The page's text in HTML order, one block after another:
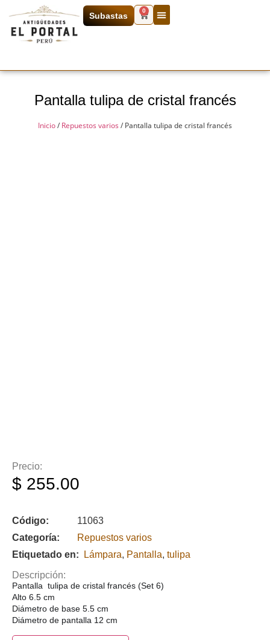
Subastas
0
Pantalla tulipa de cristal francés
Inicio/ Repuestos varios / Pantalla tulipa de cristal francés
Precio:
$ 255.00
Código:
11063
Categoría:
Repuestos varios
Etiquetado en:
Lámpara, Pantalla, tulipa
Descripción:
Pantalla tulipa de cristal francés (Set 6)
Alto 6.5 cm
Diámetro de base 5.5 cm
Diámetro de pantalla 12 cm